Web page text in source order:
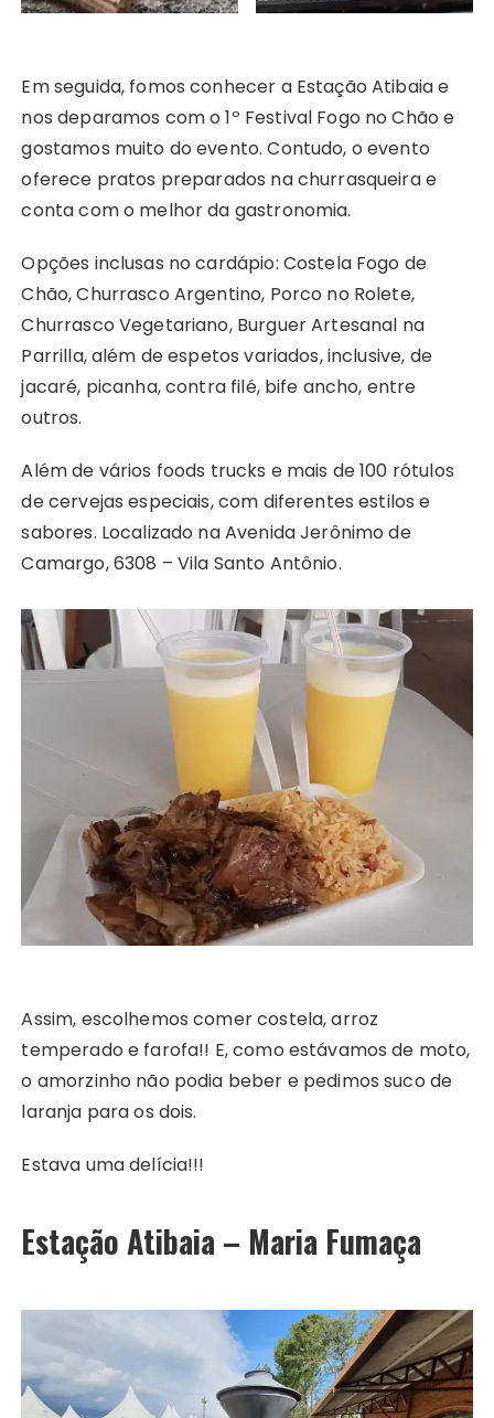
Em seguida, fomos conhecer a Estação Atibaia e
nos deparamos com o 1º Festival Fogo no Chão e
gostamos muito do evento. Contudo, o evento
oferece pratos preparados na churrasqueira e
conta com o melhor da gastronomia.
Opções inclusas no cardápio: Costela Fogo de
Chão, Churrasco Argentino, Porco no Rolete,
Churrasco Vegetariano, Burguer Artesanal na
Parrilla, além de espetos variados, inclusive, de
jacaré, picanha, contra filé, bife ancho, entre
outros.
Além de vários foods trucks e mais de 100 rótulos
de cervejas especiais, com diferentes estilos e
sabores. Localizado na Avenida Jerônimo de
Camargo, 6308 – Vila Santo Antônio.
Assim, escolhemos comer costela, arroz
temperado e farofa!! E, como estávamos de moto,
o amorzinho não podia beber e pedimos suco de
laranja para os dois.
Estava uma delícia!!!
Estação Atibaia – Maria Fumaça